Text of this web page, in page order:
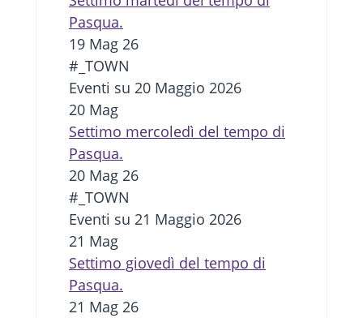
Pasqua.
19 Mag 26
#_TOWN
Eventi su 20 Maggio 2026
20 Mag
Settimo mercoledì del tempo di
Pasqua.
20 Mag 26
#_TOWN
Eventi su 21 Maggio 2026
21 Mag
Settimo giovedì del tempo di
Pasqua.
21 Mag 26